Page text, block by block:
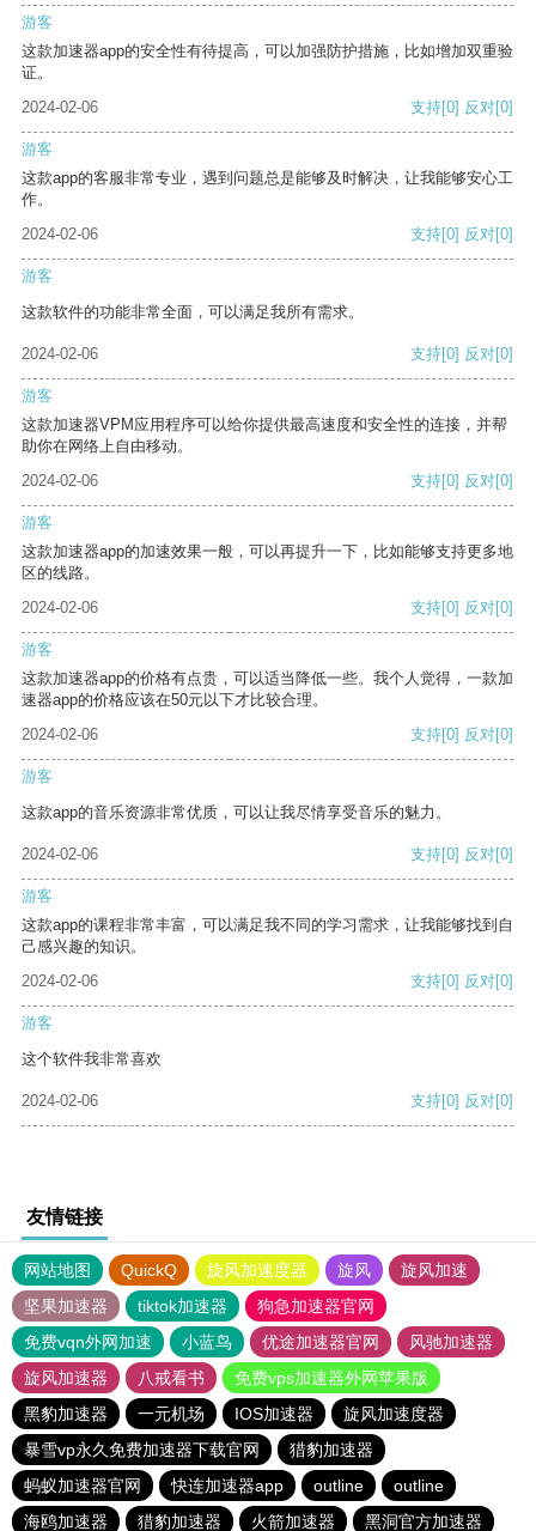
游客
这款加速器app的安全性有待提高，可以加强防护措施，比如增加双重验
证。
2024-02-06
支持[0] 反对[0]
游客
这款app的客服非常专业，遇到问题总是能够及时解决，让我能够安心工
作。
2024-02-06
支持[0] 反对[0]
游客
这款软件的功能非常全面，可以满足我所有需求。
2024-02-06 支持[0] 反对[0]
游客
这款加速器VPM应用程序可以给你提供最高速度和安全性的连接，并帮
助你在网络上自由移动。
2024-02-06
支持[0] 反对[0]
游客
这款加速器app的加速效果一般，可以再提升一下，比如能够支持更多地
区的线路。
2024-02-06
支持[0] 反对[0]
游客
这款加速器app的价格有点贵，可以适当降低一些。我个人觉得，一款加
速器app的价格应该在50元以下才比较合理。
2024-02-06
支持[0] 反对[0]
游客
这款app的音乐资源非常优质，可以让我尽情享受音乐的魅力。
2024-02-06 支持[0] 反对[0]
游客
这款app的课程非常丰富，可以满足我不同的学习需求，让我能够找到自
己感兴趣的知识。
2024-02-06
支持[0] 反对[0]
游客
这个软件我非常喜欢
2024-02-06 支持[0] 反对[0]
友情链接
网站地图 QuickQ 旋风加速度器 旋风
旋风加速
坚果加速器
tiktok加速器
狗急加速器官网
免费vqn外网加速
小蓝鸟 优途加速器官网
风驰加速器
旋风加速器
八戒看书
免费vps加速器外网苹果版
黑豹加速器
一元机场 IOS加速器
旋风加速度器
暴雪vp永久免费加速器下载官网
猎豹加速器
蚂蚁加速器官网
快连加速器app outline
outline
海鸥加速器
猎豹加速器 火箭加速器 黑洞官方加速器